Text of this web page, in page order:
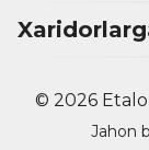
© 2026
Jahon